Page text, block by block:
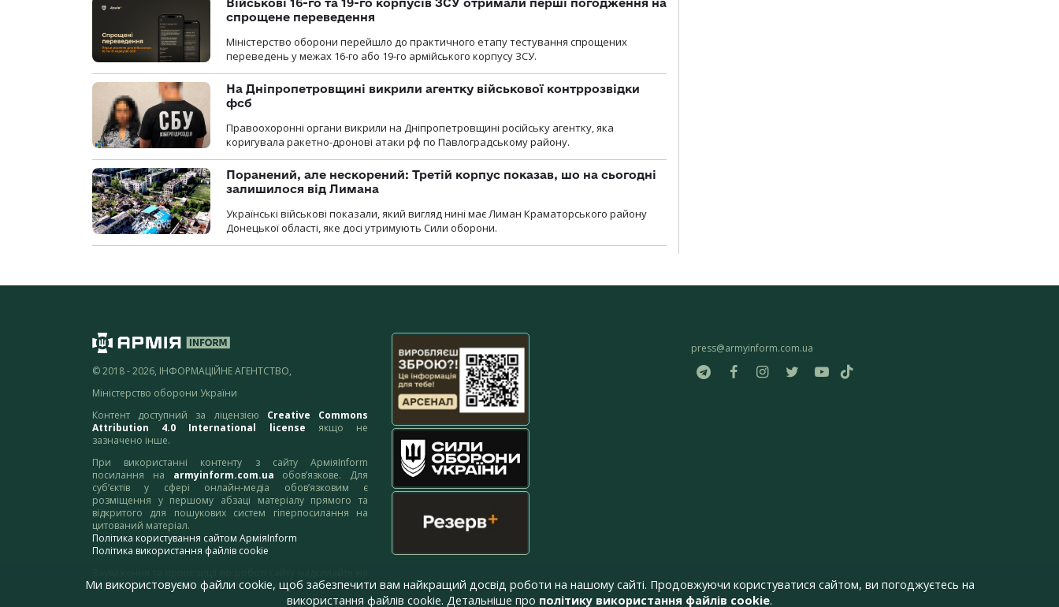
спрощене переведення
Міністерство оборони перейшло до практичного етапу тестування спрощених
переведень у межах 16-го або 19-го армійського корпусу ЗСУ.
На Дніпропетровщині викрили агентку військової контррозвідки
фсб
Правоохоронні органи викрили на Дніпропетровщині російську агентку, яка
коригувала ракетно-дронові атаки рф по Павлоградському району.
Поранений, але нескорений: Третій корпус показав, шо на сьогодні
залишилося від Лимана
Українські військові показали, який вигляд нині має Лиман Краматорського району
Донецької області, яке досі утримують Сили оборони.
© 2018 - 2026, ІНФОРМАЦІЙНЕ АГЕНТСТВО,
Міністерство оборони України
Контент доступний за ліцензією Creative Commons
Attribution 4.0 International license якщо не
зазначено інше.
При використанні контенту з сайту АрміяInform
посилання на armyinform.com.ua обов’язкове. Для
суб’єктів у сфері онлайн-медіа обов’язковим є
розміщення у першому абзаці матеріалу прямого та
відкритого для пошукових систем гіперпосилання на
цитований матеріал.
Політика користування сайтом АрміяInform
Політика використання файлів cookie
адресу:webmaster@armyinform.com.ua
press@armyinform.com.ua
Ми використовуємо файли cookie, щоб забезпечити вам найкращий досвід роботи на нашому сайті. Продовжуючи користуватися сайтом, ви погоджуєтесь на
використання файлів cookie. Детальніше про політику використання файлів cookie.